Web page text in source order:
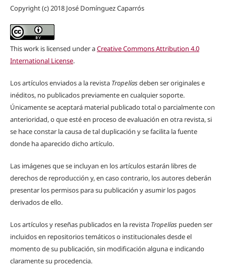
Copyright (c) 2018 José Domínguez Caparrós
This work is licensed under aCreative Commons Attribution 4.0
International License.
Los artículos enviados a la revista Tropelíasdeben ser originales e
inéditos, no publicados previamente en cualquier soporte.
Únicamente se aceptará material publicado total o parcialmente con
anterioridad, o que esté en proceso de evaluación en otra revista, si
se hace constar la causa de tal duplicación y se facilita la fuente
donde ha aparecido dicho artículo.
Las imágenes que se incluyan en los artículos estarán libres de
derechos de reproducción y, en caso contrario, los autores deberán
presentar los permisos para su publicación y asumir los pagos
derivados de ello.
Los artículos y reseñas publicados en la revista Tropelíaspueden ser
incluidos en repositorios temáticos o institucionales desde el
momento de su publicación, sin modificación alguna e indicando
claramente su procedencia.